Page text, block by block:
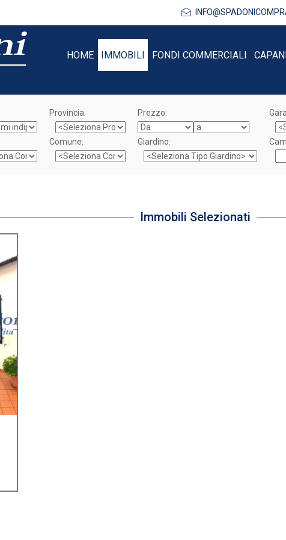
HOME IMMOBILI FONDI COMMERCIALI
Provincia:
Comune:
Prezzo:
Giardino:
Immobili Selezionati